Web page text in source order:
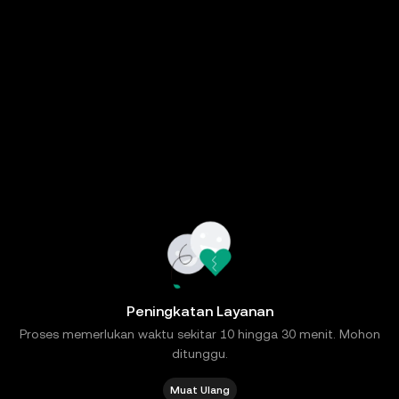
Peningkatan Layanan
Proses memerlukan waktu sekitar 10 hingga 30 menit. Mohon
ditunggu.
Muat Ulang